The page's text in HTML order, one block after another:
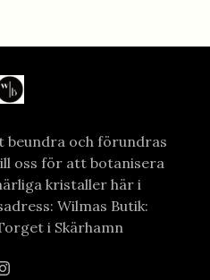
och förundras
oss för att botanisera
kristaller här i
Wilmas Butik:
i Skärhamn